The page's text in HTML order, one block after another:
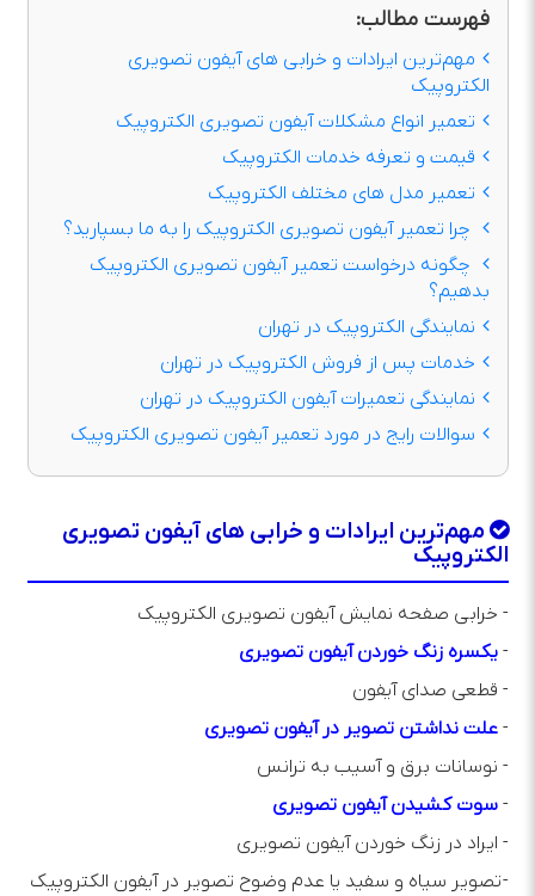
فهرست مطالب:
مهم‌ترین ایرادات و خرابی‌ های آیفون تصویری
الکتروپیک
تعمیر انواع مشکلات آیفون تصویری الکتروپیک
قیمت و تعرفه خدمات الکتروپیک
تعمیر مدل های مختلف الکتروپیک
چرا تعمیر آیفون تصویری الکتروپیک را به ما بسپارید؟
چگونه درخواست تعمیر آیفون تصویری الکتروپیک
بدهیم؟
نمایندگی الکتروپیک در تهران
خدمات پس از فروش الکتروپیک در تهران
نمایندگی تعمیرات آیفون الکتروپیک در تهران
سوالات رایج در مورد تعمیر آیفون تصویری الکتروپیک
مهم‌ترین ایرادات و خرابی‌ های آیفون تصویری
الکتروپیک
- خرابی صفحه نمایش آیفون تصویری الکتروپیک
-یکسره زنگ خوردن آیفون تصویری
- قطعی صدای آیفون
-علت نداشتن تصویر در آیفون تصویری
- نوسانات برق و آسیب به ترانس
-سوت کشیدن آیفون تصویری
- ایراد در زنگ خوردن آیفون تصویری
- تصویر سیاه و سفید یا عدم وضوح تصویر در آیفون الکتروپیک